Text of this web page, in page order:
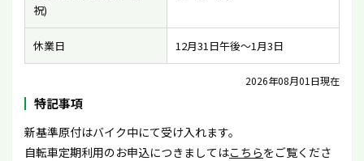
祝)
休業日 12月31日午後〜1月3日
2026年08月01日現在
特記事項
新基準原付はバイク中にて受け入れます。
自転車定期利用のお申込につきましてはこちらをご覧くださ